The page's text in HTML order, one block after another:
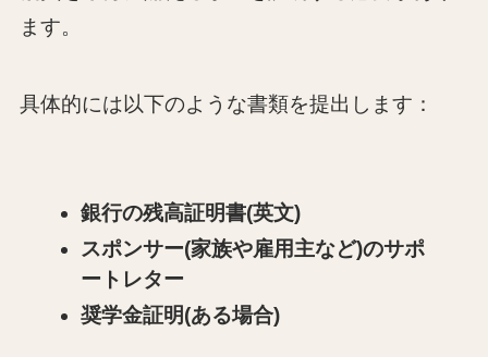
ます。
具体的には以下のような書類を提出します：
銀行の残高証明書(英文)
スポンサー(家族や雇用主など)のサポ
ートレター
奨学金証明(ある場合)